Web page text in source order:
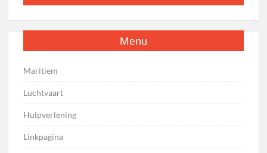
Menu
Maritiem
Luchtvaart
Hulpverlening
Linkpagina